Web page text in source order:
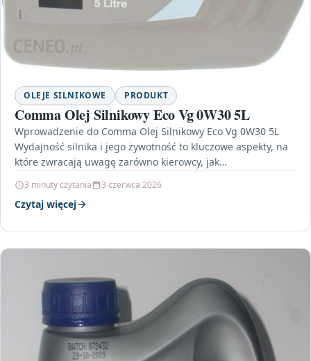
OLEJE SILNIKOWE PRODUKT
Comma Olej Silnikowy Eco Vg 0W30 5L
Wprowadzenie do Comma Olej Silnikowy Eco Vg 0W30 5L
Wydajność silnika i jego żywotność to kluczowe aspekty, na
które zwracają uwagę zarówno kierowcy, jak…
3 minuty czytania 3 czerwca 2026
Czytaj więcej